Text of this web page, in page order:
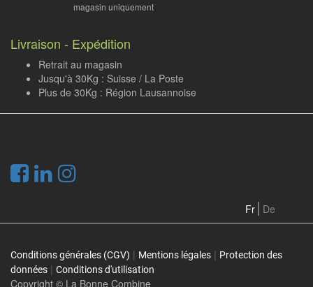
magasin uniquement
Livraison - Expédition
Retrait au magasin
Jusqu'à 30Kg : Suisse / La Poste
Plus de 30Kg : Région Lausannoise
Fr De
Conditions générales (CGV) | Mentions légales | Protection des
données | Conditions d'utilisation
Copyright © La Bonne Combine